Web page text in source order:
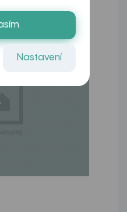
Nastavení